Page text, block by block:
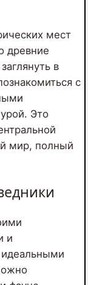
мест
древние
в
с
Это
мир, полный
и
идеальными